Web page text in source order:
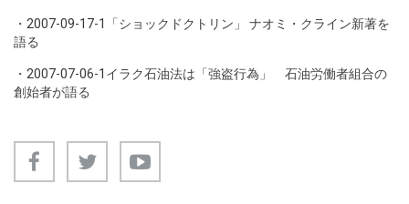
・ 2007-09-17-1
「ショックドクトリン」 ナオミ・クライン新著を
語る
・ 2007-07-06-1 イラク石油法は「強盗行為」 石油労働者組合の
創始者が語る